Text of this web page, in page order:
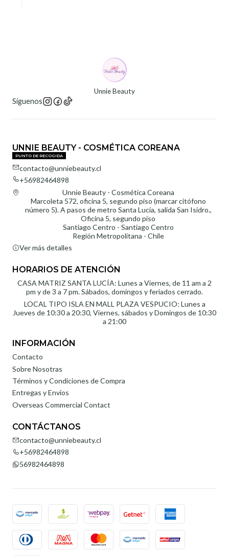
Unnie Beauty
Síguenos
UNNIE BEAUTY - COSMÉTICA COREANA
PUNTO DE RECOGIDA
contacto@unniebeauty.cl
+56982464898
Unnie Beauty - Cosmética Coreana
Marcoleta 572, oficina 5, segundo piso (marcar citófono
número 5). A pasos de metro Santa Lucía, salida San Isidro.,
Oficina 5, segundo piso
Santiago Centro - Santiago Centro
Región Metropolitana - Chile
Ver más detalles
HORARIOS DE ATENCIÓN
CASA MATRIZ SANTA LUCÍA: Lunes a Viernes, de 11 am a 2
pm y de 3 a 7 pm. Sábados, domingos y feriados cerrado.
LOCAL TIPO ISLA EN MALL PLAZA VESPUCIO: Lunes a
Jueves de 10:30 a 20:30, Viernes, sábados y Domingos de 10:30
a 21:00
INFORMACIÓN
Contacto
Sobre Nosotras
Términos y Condiciones de Compra
Entregas y Envíos
Overseas Commercial Contact
CONTÁCTANOS
contacto@unniebeauty.cl
+56982464898
56982464898